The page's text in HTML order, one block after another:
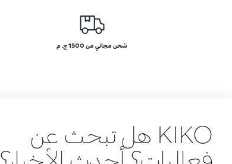
شحن مجاني من 1500 ج. م
KIKO هل تبحث عن